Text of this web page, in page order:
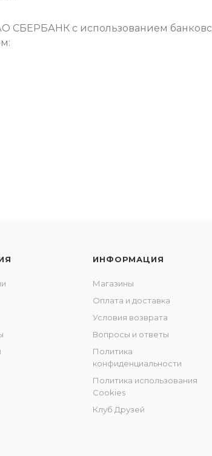
СБЕРБАНК с использованием
ИНФОРМАЦИЯ
Магазины
Оплата и доставка
Условия возврата
Вопросы и ответы
Политика
конфиденциальности
Политика использования
Cookies
Клуб Друзей